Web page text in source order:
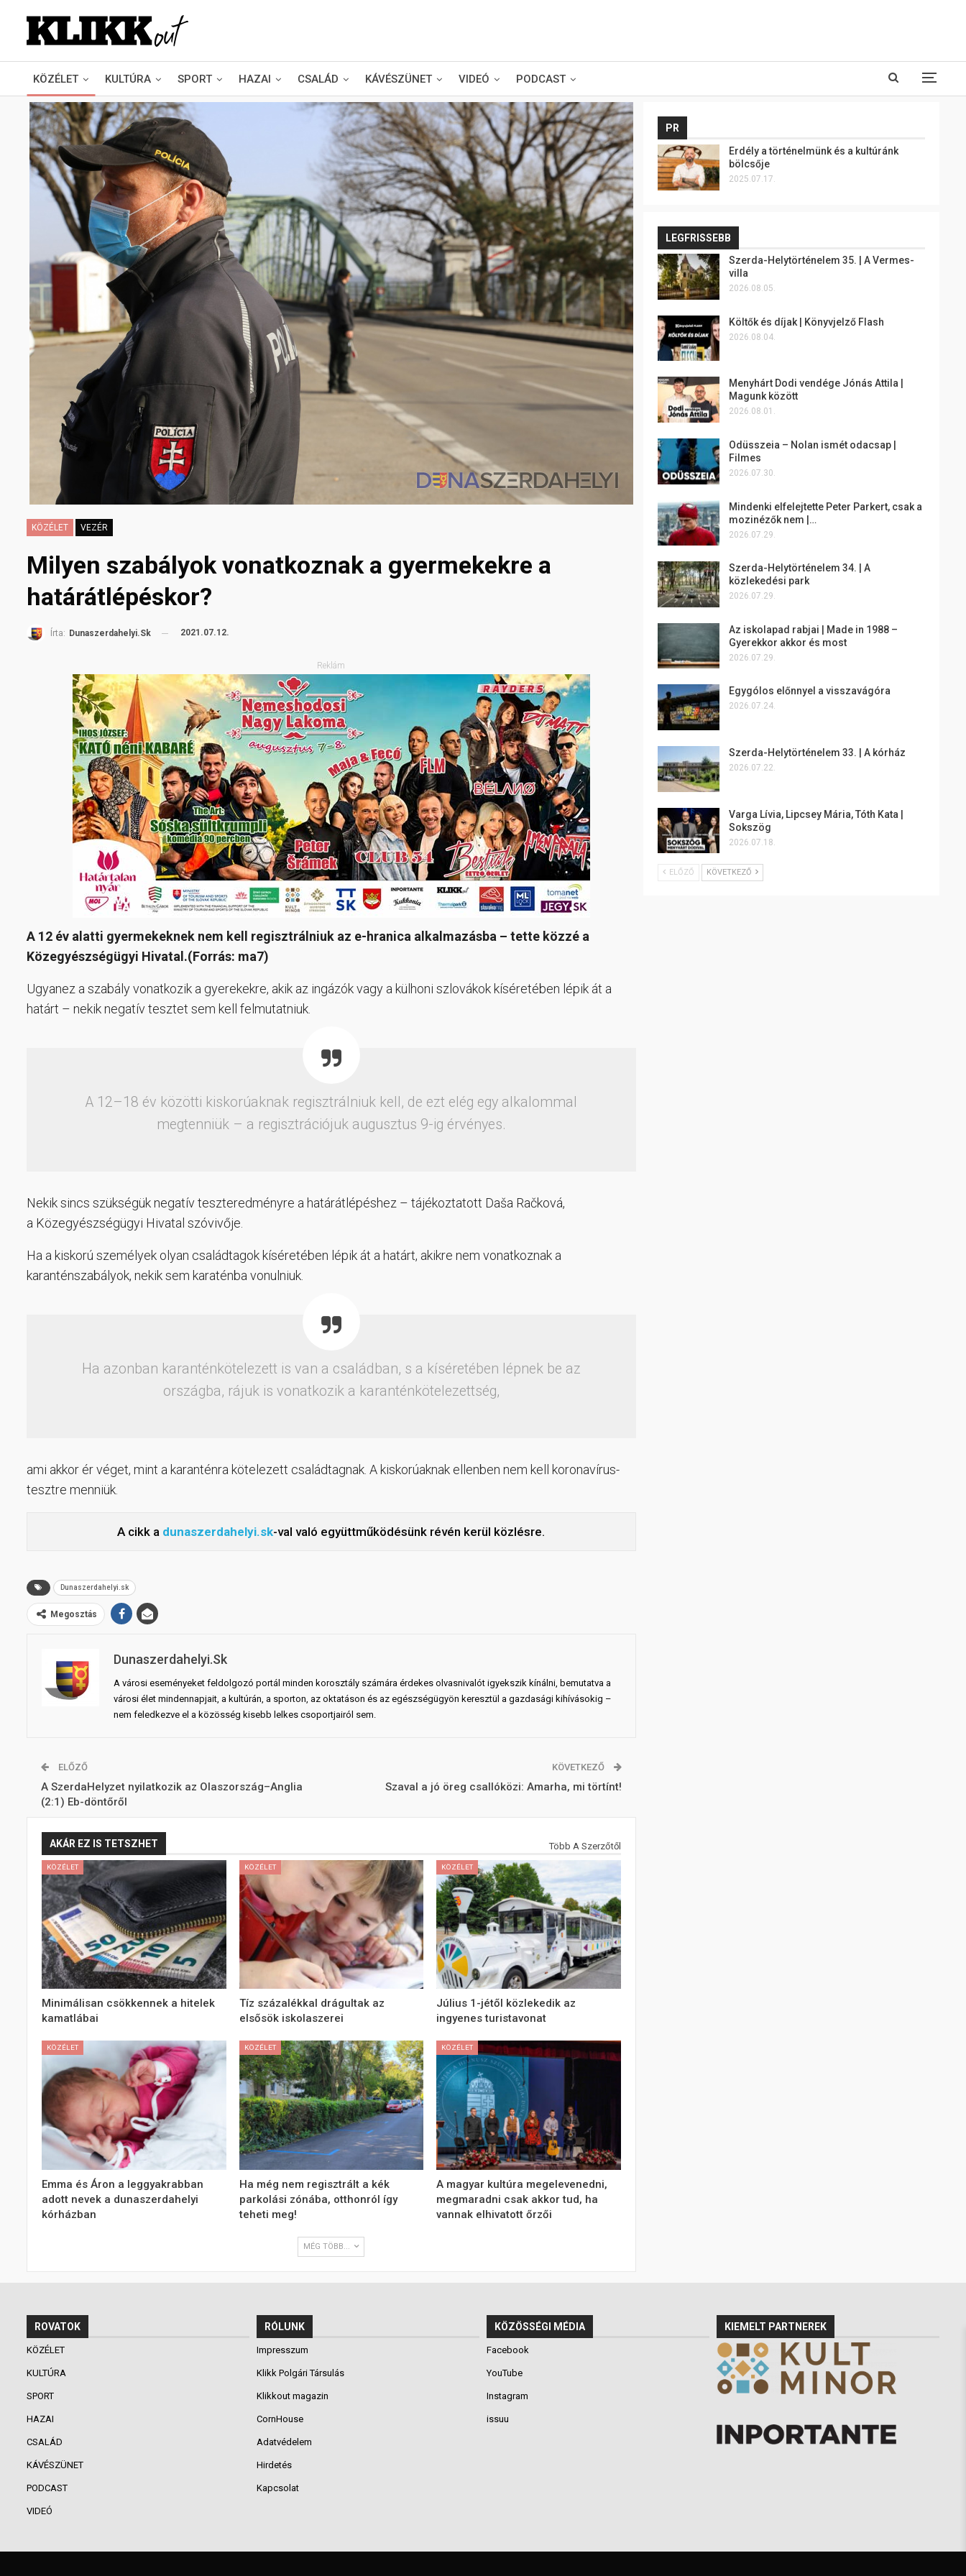
KÖZÉLET KULTÚRA SPORT HAZAI CSALÁD KÁVÉSZÜNET VIDEÓ PODCAST
KÖZÉLET VEZÉR
Milyen szabályok vonatkoznak a gyermekekre a
határátlépéskor?
Írta: Dunaszerdahelyi.sk 2021.07.12.
Reklám
A 12 év alatti gyermekeknek nem kell regisztrálniuk az e-hranica alkalmazásba – tette közzé a
Közegyészségügyi Hivatal.(Forrás: ma7)
Ugyanez a szabály vonatkozik a gyerekekre, akik az ingázók vagy a külhoni szlovákok kíséretében lépik át a
határt – nekik negatív tesztet sem kell felmutatniuk.
A 12–18 év közötti kiskorúaknak regisztrálniuk kell, de ezt elég egy alkalommal
megtenniük – a regisztrációjuk augusztus 9-ig érvényes.
Nekik sincs szükségük negatív teszteredményre a határátlépéshez – tájékoztatott Daša Račková,
a Közegyészségügyi Hivatal szóvivője.
Ha a kiskorú személyek olyan családtagok kíséretében lépik át a határt, akikre nem vonatkoznak a
karanténszabályok, nekik sem karaténba vonulniuk.
Ha azonban karanténkötelezett is van a családban, s a kíséretében lépnek be az
országba, rájuk is vonatkozik a karanténkötelezettség,
ami akkor ér véget, mint a karanténra kötelezett családtagnak. A kiskorúaknak ellenben nem kell koronavírus-
tesztre menniük.
A cikk a dunaszerdahelyi.sk-val való együttműködésünk révén kerül közlésre.
Dunaszerdahelyi.sk
Megosztás
Dunaszerdahelyi.sk
A városi eseményeket feldolgozó portál minden korosztály számára érdekes olvasnivalót igyekszik kínálni, bemutatva a
városi élet mindennapjait, a kultúrán, a sporton, az oktatáson és az egészségügyön keresztül a gazdasági kihívásokig –
nem feledkezve el a közösség kisebb lelkes csoportjairól sem.
ELŐZŐ
A SzerdaHelyzet nyilatkozik az Olaszország–Anglia
(2:1) Eb-döntőről
KÖVETKEZŐ
Szaval a jó öreg csallóközi: Amarha, mi törtínt!
AKÁR EZ IS TETSZHET Több A Szerzőtől
KÖZÉLET
Minimálisan csökkennek a hitelek
kamatlábai
KÖZÉLET
Tíz százalékkal drágultak az
elsősök iskolaszerei
KÖZÉLET
Július 1-jétől közlekedik az
ingyenes turistavonat
KÖZÉLET
Emma és Áron a leggyakrabban
adott nevek a dunaszerdahelyi
kórházban
KÖZÉLET
Ha még nem regisztrált a kék
parkolási zónába, otthonról így
teheti meg!
KÖZÉLET
A magyar kultúra megelevenedni,
megmaradni csak akkor tud, ha
vannak elhivatott őrzői
MÉG TÖBB...
PR
Erdély a történelmünk és a kultúránk
bölcsője
2025.07.17.
LEGFRISSEBB
Szerda-Helytörténelem 35. | A Vermes-
villa
2026.08.05.
Költők és díjak | Könyvjelző Flash
2026.08.04.
Menyhárt Dodi vendége Jónás Attila |
Magunk között
2026.08.01.
Odüsszeia – Nolan ismét odacsap |
Filmes
2026.07.30.
Mindenki elfelejtette Peter Parkert, csak a
mozinézők nem |…
2026.07.29.
Szerda-Helytörténelem 34. | A
közlekedési park
2026.07.29.
Az iskolapad rabjai | Made in 1988 –
Gyerekkor akkor és most
2026.07.29.
Egygólos előnnyel a visszavágóra
2026.07.24.
Szerda-Helytörténelem 33. | A kórház
2026.07.22.
Varga Lívia, Lipcsey Mária, Tóth Kata |
Sokszög
2026.07.18.
ELŐZŐ KÖVETKEZŐ
ROVATOK
KÖZÉLET
KULTÚRA
SPORT
HAZAI
CSALÁD
KÁVÉSZÜNET
PODCAST
VIDEÓ
RÓLUNK
Impresszum
Klikk Polgári Társulás
Klikkout magazin
CornHouse
Adatvédelem
Hirdetés
Kapcsolat
KÖZÖSSÉGI MÉDIA
Facebook
YouTube
Instagram
issuu
KIEMELT PARTNEREK